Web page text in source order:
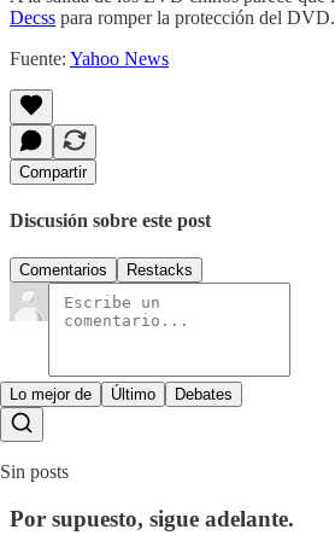
Decss para romper la protección del DVD.
Fuente: Yahoo News
Compartir
Discusión sobre este post
Comentarios Restacks
Lo mejor de Último Debates
Sin posts
Por supuesto, sigue adelante.